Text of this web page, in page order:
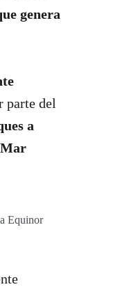
genera
parte del
a
Mar
Equinor